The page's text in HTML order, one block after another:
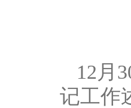
12月
记工作